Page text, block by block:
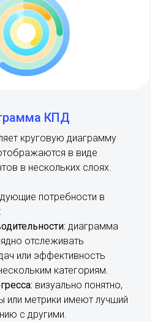
КПД
круговую диаграмму
в виде
в нескольких слоях.
потребности в
диаграмма
отслеживать
или эффективность
категориям.
визуально понятно,
или метрики имеют лучший
с другими.